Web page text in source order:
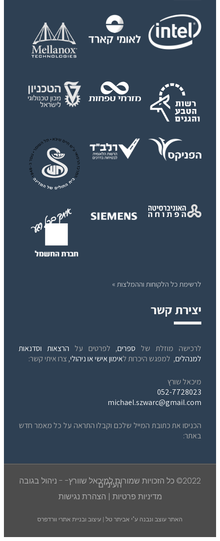
לרשימת כל הלקוחות וההמלצות »
יצירת קשר
לרכישה מוזלת של ספרים, לפרטים על הרצאות וסדנאות
למנהלים, למפגש היכרות לאימון אישי או ניהולי, צרו איתי קשר:
מיכאל שורץ
052-7728023
michael.szwarc@gmail.com
הכניסו את כתובת המייל שלכם וקבלו התראה על כל מאמר חדש
באתר:
2022© כל הזכויות שמורות למיכאל שוורץ- - ניהול בגובה
העיניים
מדיניות פרטיות | הצהרת נגישות
האתר עוצב ונבנה ע"י אביתר טל | עיצוב ובניית אתרי וורדפרס